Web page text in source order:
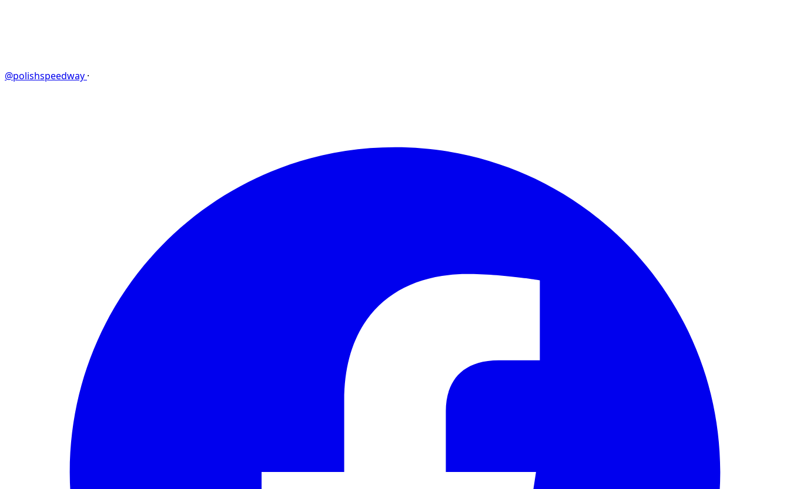
@polishspeedway ·